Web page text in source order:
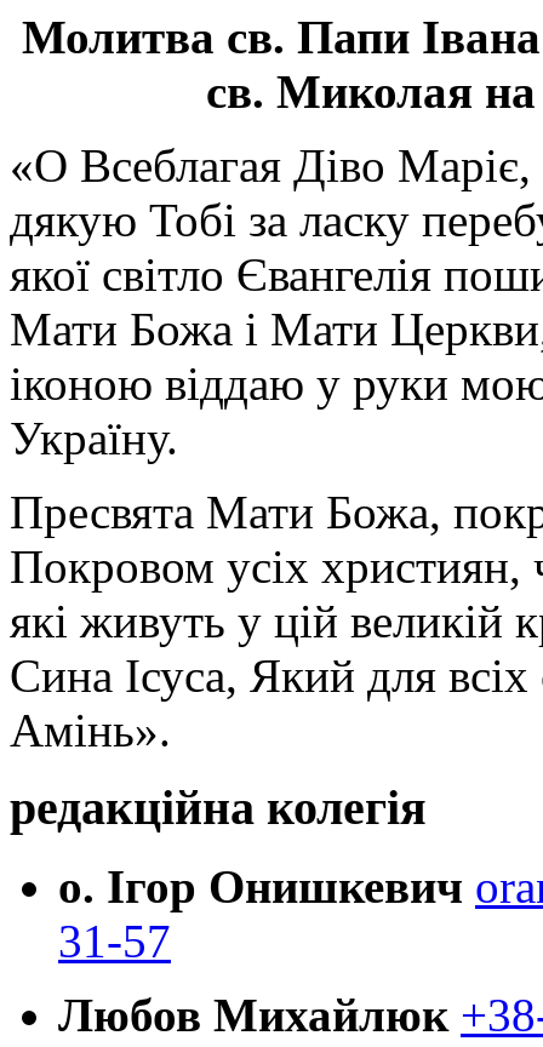
Молитва св. Папи
св. Миколая на
«О Всеблагая Діво
дякую Тобі за ласку
якої світло Євангелія
Мати Божа і Мати
іконою віддаю у руки
Україну.
Пресвята Мати Божа,
Покровом усіх християн,
які живуть у цій великій
Сина Ісуса, Який для
Амінь».
редакційна колегія
о. Ігор Онишкевич
31-57
Любов Михайлюк